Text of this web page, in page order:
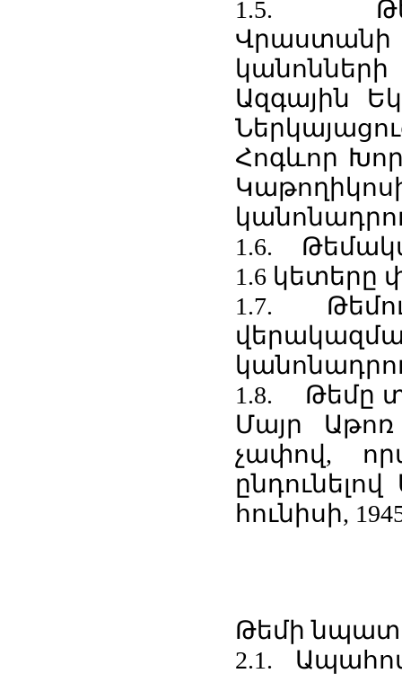
1.5.
Վրաստանի
Ազգային
Հոգևոր
1.6.
1.6 կետերը
1.7.
1.8. Թեմը
Մայր Աթոռ
չափով,
հունիսի,
Թեմի
2.1.